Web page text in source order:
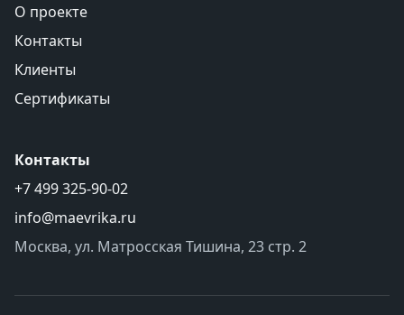
О проекте
Контакты
Клиенты
Сертификаты
Контакты
+7 499 325-90-02
info@maevrika.ru
Москва, ул. Матросская Тишина, 23 стр. 2